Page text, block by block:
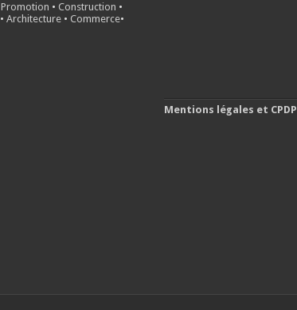
Promotion • Construction •
Architecture• Commerce•
Mentions légales et CPDP